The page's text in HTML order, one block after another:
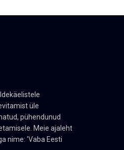
üle
pühendunud
Meie ajaleht
nime: 'Vaba Eesti